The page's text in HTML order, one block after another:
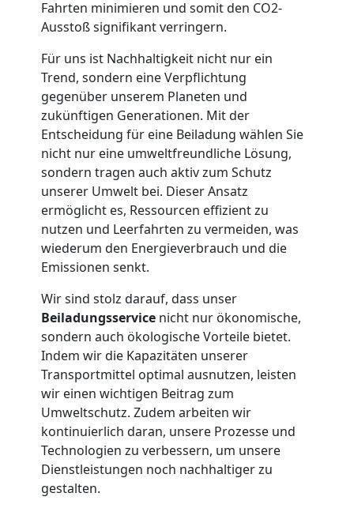
Fahrten minimieren und somit den CO2-
Ausstoß signifikant verringern.
Für uns ist Nachhaltigkeit nicht nur ein
Trend, sondern eine Verpflichtung
gegenüber unserem Planeten und
zukünftigen Generationen. Mit der
Entscheidung für eine Beiladung wählen Sie
nicht nur eine umweltfreundliche Lösung,
sondern tragen auch aktiv zum Schutz
unserer Umwelt bei. Dieser Ansatz
ermöglicht es, Ressourcen effizient zu
nutzen und Leerfahrten zu vermeiden, was
wiederum den Energieverbrauch und die
Emissionen senkt.
Wir sind stolz darauf, dass unser
Beiladungsservice nicht nur ökonomische,
sondern auch ökologische Vorteile bietet.
Indem wir die Kapazitäten unserer
Transportmittel optimal ausnutzen, leisten
wir einen wichtigen Beitrag zum
Umweltschutz. Zudem arbeiten wir
kontinuierlich daran, unsere Prozesse und
Technologien zu verbessern, um unsere
Dienstleistungen noch nachhaltiger zu
gestalten.
Klaviertransport
Wolfsberg
Privatumzug
Wolfsberg
Tresortransport
Wolfsberg
Umzug
für
Senioren